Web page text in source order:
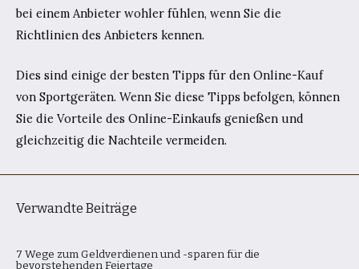
bei einem Anbieter wohler fühlen, wenn Sie die
Richtlinien des Anbieters kennen.
Dies sind einige der besten Tipps für den Online-Kauf
von Sportgeräten. Wenn Sie diese Tipps befolgen, können
Sie die Vorteile des Online-Einkaufs genießen und
gleichzeitig die Nachteile vermeiden.
Verwandte Beiträge
7 Wege zum Geldverdienen und -sparen für die
bevorstehenden Feiertage